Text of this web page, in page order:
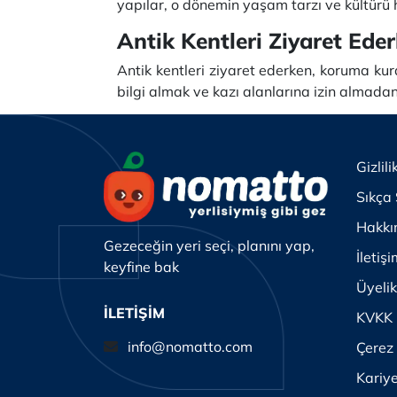
yapılar, o dönemin yaşam tarzı ve kültürü
Antik Kentleri Ziyaret
Antik kentleri ziyaret ederken, koruma
bilgi almak ve kazı alanlarına izin
Gezeceğin yeri seçi, planını yap,
keyfine bak
İLETİŞİM
info@nomatto.com
KVKK